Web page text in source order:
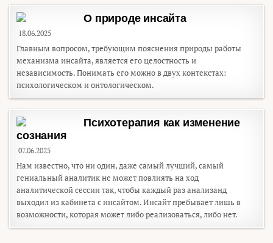
О природе инсайта
18.06.2025
Главным вопросом, требующим пояснения природы работы
механизма инсайта, является его целостность и
независимость. Понимать его можно в двух контекстах:
психологическом и онтологическом.
Психотерапия как изменение
сознания
07.06.2025
Нам известно, что ни один, даже самый лучший, самый
гениальный аналитик не может повлиять на ход
аналитической сессии так, чтобы каждый раз анализанд
выходил из кабинета с инсайтом. Инсайт пребывает лишь в
возможности, которая может либо реализоваться, либо нет.